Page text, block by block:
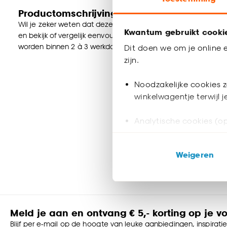
Kwantum gebruikt
Dit doen we om je online
zijn.
Noodzakelijke cookies
winkelwagentje terwijl
Analytische cookies
ook buiten de
Klik op ‘Ja, alles
Weigeren
Productomschrijving
Wil je zeker weten dat deze gordijnstof bij de rest van jouw
en bekijk of vergelijk eenvoudig welke gordijnstof jouw
worden binnen 2 à 3 werkdagen thuisbezorgd en passen
Meld je aan en ontvang € 5,- korting op je
Blijf per e-mail op de hoogte van leuke aanbiedingen,